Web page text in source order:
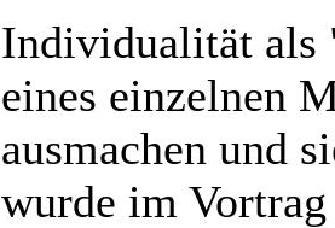
Individualität als
eines einzelnen
ausmachen und
wurde im